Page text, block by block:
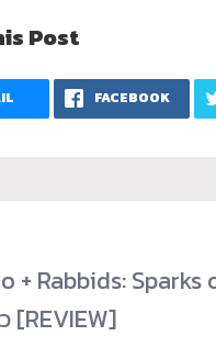
Post
FACEBOOK
+ Rabbids: Sparks
[REVIEW]